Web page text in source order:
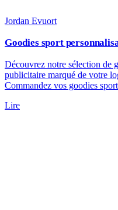
Jordan Evuort
Goodies sport
Découvrez notre sélection de
publicitaire marqué de votre
Commandez vos goodies
Lire